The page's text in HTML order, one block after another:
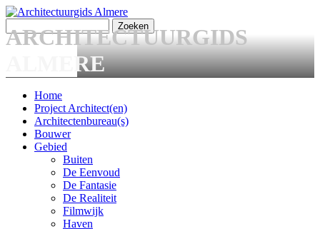
Overslaan en naar de algemene inhoud gaan
Zoekveld
ARCHITECTUURGIDS
ALMERE
Main menu
Home
Project Architect(en)
Architectenbureau(s)
Bouwer
Gebied
Buiten
De Eenvoud
De Fantasie
De Realiteit
Filmwijk
Haven